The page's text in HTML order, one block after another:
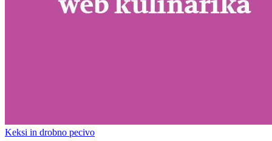
Keksi in drobno pecivo